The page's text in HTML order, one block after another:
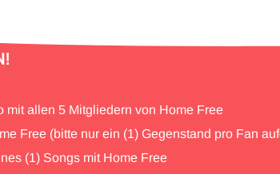
mit allen 5 Mitgliedern von Home Free
Free (bitte nur ein (1) Gegenstand pro Fan
(1) Songs mit Home Free